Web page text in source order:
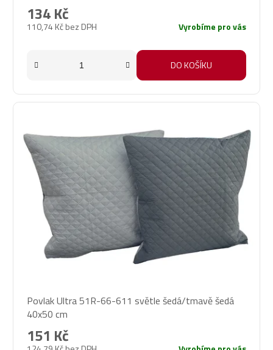
110,74 Kč bez DPH
134 Kč
Vyrobíme pro vás
DO KOŠÍKU
Povlak Ultra 51R-66-611 světle šedá/tmavě šedá
40x50 cm
151 Kč